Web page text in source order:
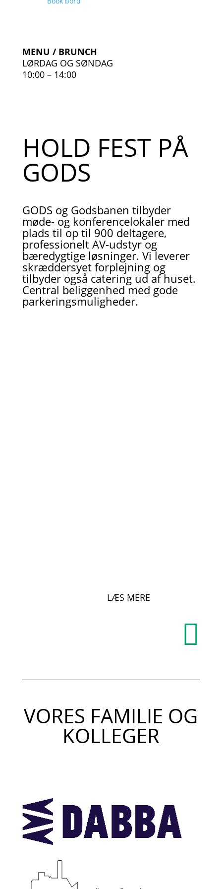
MENU / BRUNCH
LØRDAG OG SØNDAG
10:00 – 14:00
HOLD FEST PÅ
GODS
GODS og Godsbanen tilbyder
møde- og konferencelokaler med
plads til op til 900 deltagere,
professionelt AV-udstyr og
bæredygtige løsninger. Vi leverer
skræddersyet forplejning og
tilbyder også catering ud af huset.
Central beliggenhed med gode
parkeringsmuligheder.
LÆS MERE

VORES FAMILIE OG
KOLLEGER